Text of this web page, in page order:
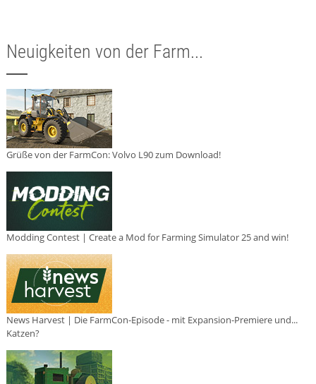
Neuigkeiten von der Farm...
Grüße von der FarmCon: Volvo L90 zum Download!
Modding Contest | Create a Mod for Farming Simulator 25 and win!
News Harvest | Die FarmCon-Episode - mit Expansion-Premiere und...
Katzen?